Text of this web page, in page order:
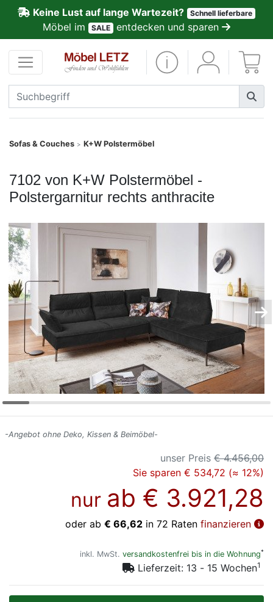
Keine Lust auf lange Wartezeit? Schnell lieferbare
Möbel im SALE entdecken und sparen
Sofas & Couches > K+W Polstermöbel
7102 von K+W Polstermöbel -
Polstergarnitur rechts anthracite
-Angebot ohne Deko, Kissen & Beimöbel-
unser Preis € 4.456,00
Sie sparen € 534,72 (≈ 12%)
nur ab € 3.921,28
oder ab € 66,62 in 72 Raten finanzieren
inkl. MwSt. versandkostenfrei bis in die Wohnung*
Lieferzeit: 13 - 15 Wochen1
Kundenmeinungen
Anmelden
PREMIUM
Schnell
SALE
Polsterplaner
0%
Finanzierung
Markenwelt
Letz-
Deals